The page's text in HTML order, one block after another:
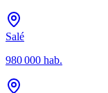
Salé
980 000 hab.